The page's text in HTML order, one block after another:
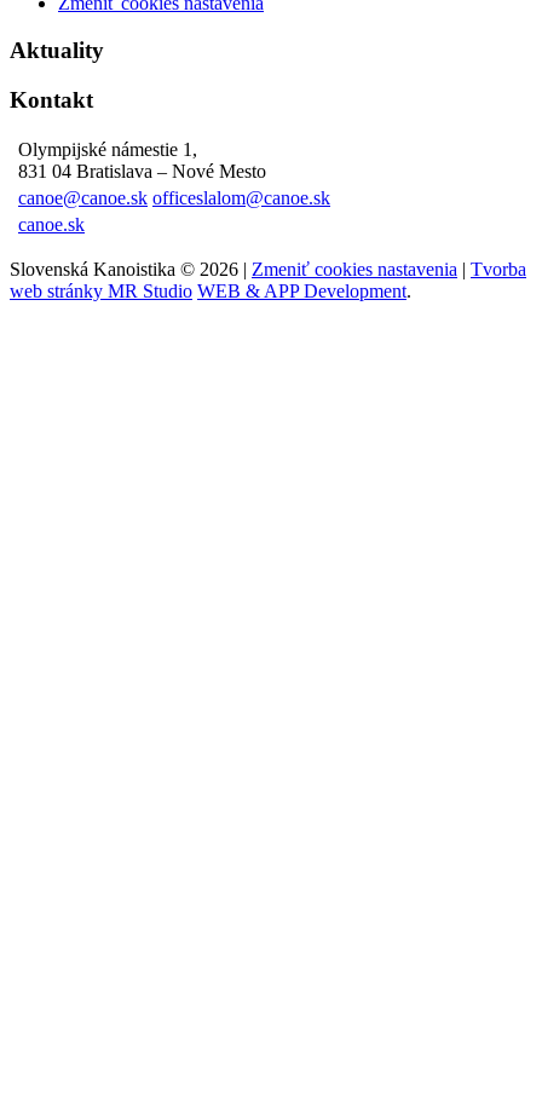
Aktuality
Kontakt
Olympijské námestie 1,
831 04 Bratislava – Nové Mesto
canoe@canoe.sk officeslalom@canoe.sk
canoe.sk
Slovenská Kanoistika © 2026 | Zmeniť cookies nastavenia
Tvorba
web stránky MR Studio WEB & APP Development.